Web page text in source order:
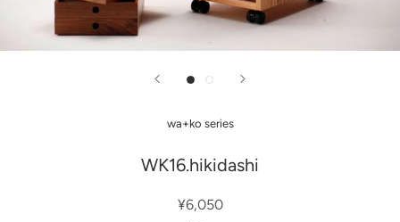
る
wa+ko series
WK16.hikidashi
¥6,050